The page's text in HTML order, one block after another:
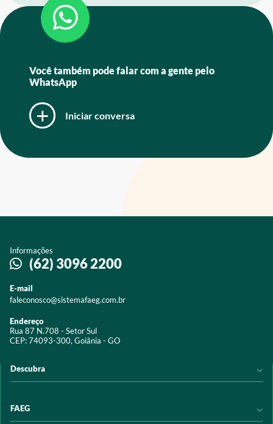
Você também pode falar com a gente pelo
WhatsApp
Iniciar conversa
Informações
(62) 3096 2200
E-mail
faleconosco@sistemafaeg.com.br
Endereço
Rua 87 N.708 - Setor Sul
CEP: 74093-300, Goiânia - GO
Descubra
Acervo digital
FAEG